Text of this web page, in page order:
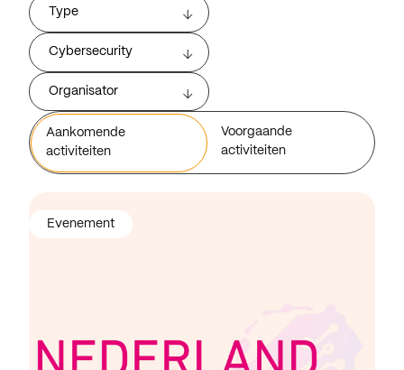
Type
Cybersecurity
Organisator
Aankomende
activiteiten
Voorgaande
activiteiten
Evenement